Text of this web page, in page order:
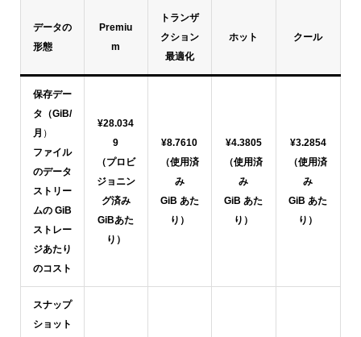
データの
形態
Premiu
m
トランザ
クション
最適化
ホット クール
保存デー
タ（GiB/
月 ）
ファイル
のデータ
ストリー
ムの GiB
ストレー
ジあたり
のコスト
¥28.034
9
（プロビ
ジョニン
グ済み
GiBあた
り）
¥8.7610
（使用済
み
GiB あた
り）
¥4.3805
（使用済
み
GiB あた
り）
¥3.2854
（使用済
み
GiB あた
り）
スナップ
ショット